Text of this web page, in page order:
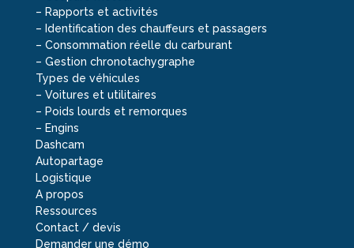
– Rapports et activités
– Identification des chauffeurs et passagers
– Consommation réelle du carburant
– Gestion chronotachygraphe
Types de véhicules
– Voitures et utilitaires
– Poids lourds et remorques
– Engins
Dashcam
Autopartage
Logistique
A propos
Ressources
Contact / devis
Demander une démo